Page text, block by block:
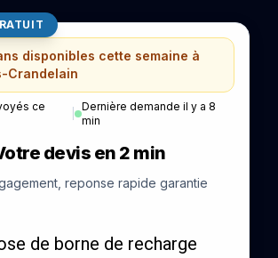
disponibles cette semaine à
Crandelain
ce
|
Dernière demande il y a 8
min
devis en 2 min
reponse rapide garantie
de borne de recharge